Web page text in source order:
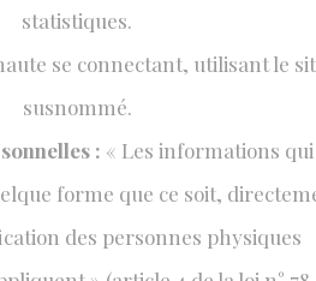
statistiques.
se connectant, utilisant le
susnommé.
: « Les informations qui
forme que ce soit,
des personnes physiques